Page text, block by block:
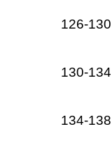
126-130
130-134
134-138